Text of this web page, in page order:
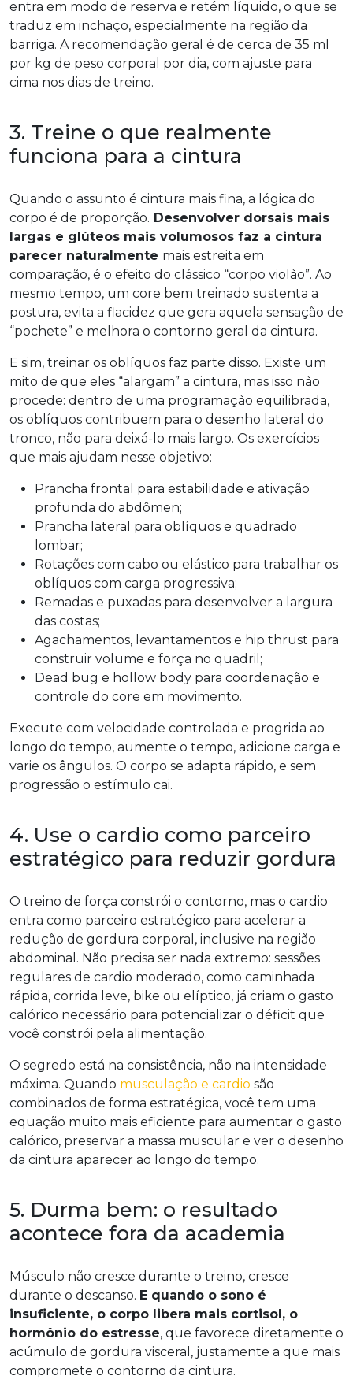
entra em modo de reserva e retém líquido, o que se
traduz em inchaço, especialmente na região da
barriga. A recomendação geral é de cerca de 35 ml
por kg de peso corporal por dia, com ajuste para
cima nos dias de treino.
3. Treine o que realmente
funciona para a cintura
Quando o assunto é cintura mais fina, a lógica do
corpo é de proporção. Desenvolver dorsais mais
largas e glúteos mais volumosos faz a cintura
parecer naturalmente mais estreita em
comparação, é o efeito do clássico “corpo violão”. Ao
mesmo tempo, um core bem treinado sustenta a
postura, evita a flacidez que gera aquela sensação de
“pochete” e melhora o contorno geral da cintura.
E sim, treinar os oblíquos faz parte disso. Existe um
mito de que eles “alargam” a cintura, mas isso não
procede: dentro de uma programação equilibrada,
os oblíquos contribuem para o desenho lateral do
tronco, não para deixá-lo mais largo. Os exercícios
que mais ajudam nesse objetivo:
Prancha frontal para estabilidade e ativação
profunda do abdômen;
Prancha lateral para oblíquos e quadrado
lombar;
Rotações com cabo ou elástico para trabalhar os
oblíquos com carga progressiva;
Remadas e puxadas para desenvolver a largura
das costas;
Agachamentos, levantamentos e hip thrust para
construir volume e força no quadril;
Dead bug e hollow body para coordenação e
controle do core em movimento.
Execute com velocidade controlada e progrida ao
longo do tempo, aumente o tempo, adicione carga e
varie os ângulos. O corpo se adapta rápido, e sem
progressão o estímulo cai.
4. Use o cardio como parceiro
estratégico para reduzir gordura
O treino de força constrói o contorno, mas o cardio
entra como parceiro estratégico para acelerar a
redução de gordura corporal, inclusive na região
abdominal. Não precisa ser nada extremo: sessões
regulares de cardio moderado, como caminhada
rápida, corrida leve, bike ou elíptico, já criam o gasto
calórico necessário para potencializar o déficit que
você constrói pela alimentação.
O segredo está na consistência, não na intensidade
máxima. Quando musculação e cardio são
combinados de forma estratégica, você tem uma
equação muito mais eficiente para aumentar o gasto
calórico, preservar a massa muscular e ver o desenho
da cintura aparecer ao longo do tempo.
5. Durma bem: o resultado
acontece fora da academia
Músculo não cresce durante o treino, cresce
durante o descanso. E quando o sono é
insuficiente, o corpo libera mais cortisol, o
hormônio do estresse, que favorece diretamente o
acúmulo de gordura visceral, justamente a que mais
compromete o contorno da cintura.